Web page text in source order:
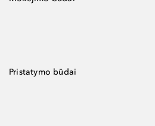
Pristatymo būdai